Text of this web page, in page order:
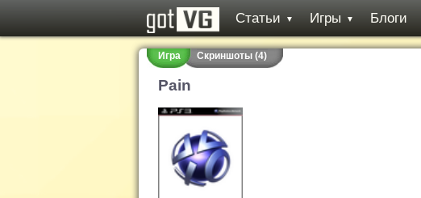
Статьи ▼ Игры ▼ Блоги
Игра Скриншоты (4)
Pain